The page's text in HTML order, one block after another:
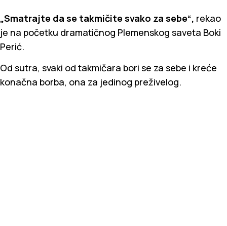
„Smatrajte da se takmičite svako za sebe“, rekao
je na početku dramatičnog Plemenskog saveta Boki
Perić.
Od sutra, svaki od takmičara bori se za sebe i kreće
konačna borba, ona za jedinog preživelog.